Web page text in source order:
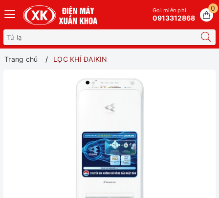
0
Gọi miễn phí
0913312868
Trang chủ LỌC KHÍ ĐAIKIN